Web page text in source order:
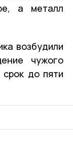
а металл
возбудили
чужого
до пяти